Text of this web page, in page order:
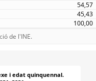
54,57
45,43
100,00
de l'INE.